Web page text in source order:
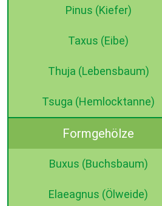
Pinus (Kiefer)
Taxus (Eibe)
Thuja (Lebensbaum)
Tsuga (Hemlocktanne)
Formgehölze
Buxus (Buchsbaum)
Elaeagnus (Ölweide)